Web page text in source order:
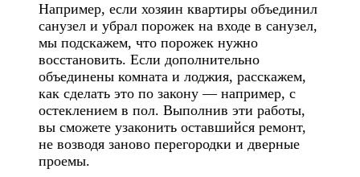
Например, если хозяин квартиры объединил
санузел и убрал порожек на входе в санузел,
мы подскажем, что порожек нужно
восстановить. Если дополнительно
объединены комната и лоджия, расскажем,
как сделать это по закону — например, с
остеклением в пол. Выполнив эти работы,
вы сможете узаконить оставшийся ремонт,
не возводя заново перегородки и дверные
проемы.